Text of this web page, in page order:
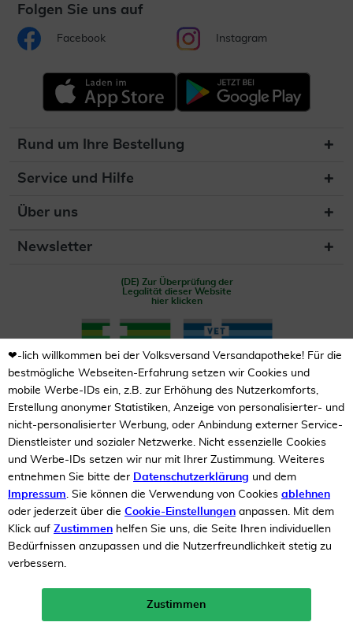
10%
Neukunden-Rabatt ab 49€!
mehr erfahren >
Folgen Sie uns auf
Facebook Instagram
Rund um Ihre Bestellung
Service und Hilfe
Über uns
Newsletter
(DE) Zur Überprüfung der
Legalität dieser Website
hier klicken
Unsere Auszeichnungen
❤-lich willkommen bei der Volksversand Versandapotheke! Für die
bestmögliche Webseiten-Erfahrung setzen wir Cookies und
mobile Werbe-IDs ein, z.B. zur Erhöhung des Nutzerkomforts,
Erstellung anonymer Statistiken, Anzeige von personalisierter- und
nicht-personalisierter Werbung, oder Anbindung externer Service-
Dienstleister und sozialer Netzwerke. Nicht essenzielle Cookies
und Werbe-IDs setzen wir nur mit Ihrer Zustimmung. Weiteres
entnehmen Sie bitte der Datenschutzerklärung und dem
Impressum. Sie können die Verwendung von Cookies ablehnen
oder jederzeit über die Cookie-Einstellungen anpassen. Mit dem
Klick auf Zustimmen helfen Sie uns, die Seite Ihren individuellen
Bedürfnissen anzupassen und die Nutzerfreundlichkeit stetig zu
verbessern.
Zustimmen